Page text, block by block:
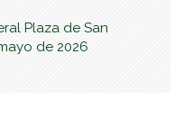
Plaza de San
de 2026